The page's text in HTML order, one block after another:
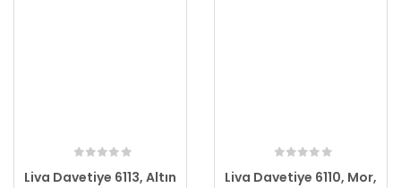
Liva Davetiye 6113, Altın
Liva Davetiye 6110, Mor,